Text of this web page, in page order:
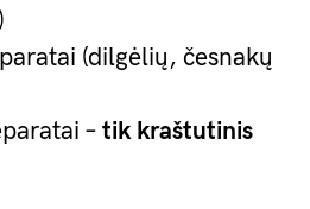
(dilgėlių, česnakų
–tik kraštutinis